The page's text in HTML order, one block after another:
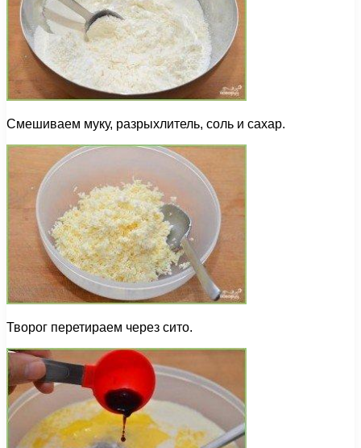
Смешиваем муку, разрыхлитель, соль и сахар.
Творог перетираем через сито.